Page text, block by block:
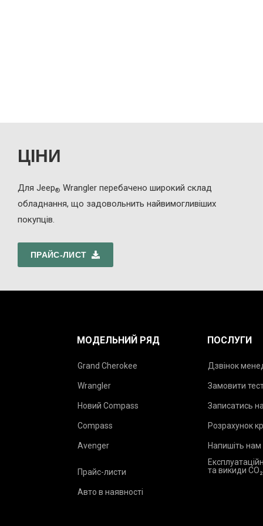
ЦІНИ
Для Jeep® Wrangler перебачено широкий склад
обладнання, що задовольнить найвимогливіших
покупців.
ПРАЙС-ЛИСТ
МОДЕЛЬНИЙ РЯД
Grand Cherokee
Wrangler
Новий Compass
Compass
Avenger
Прайс-листи
Авто в наявності
ПОСЛУГИ
Дзвінок
Замовити
Записатись
Розрахунок
Напишіть нам
та викиди CO₂